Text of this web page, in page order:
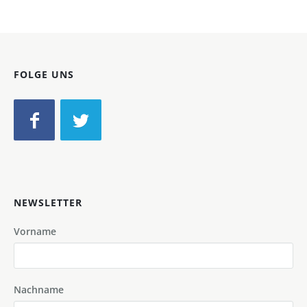
FOLGE UNS
NEWSLETTER
Vorname
Nachname